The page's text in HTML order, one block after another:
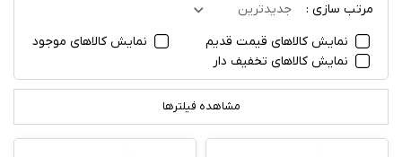
مرتب سازی :
جدیدترین
نمایش کالاهای قیمت قدیم
نمایش کالاهای موجود
نمایش کالاهای تخفیف دار
مشاهده فیلترها